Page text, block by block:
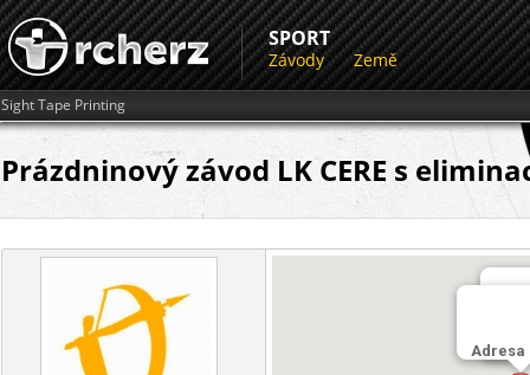
SPORT
Závody Země
Sight Tape Printing
Prázdninový závod LK CERE s
Adresa
LK